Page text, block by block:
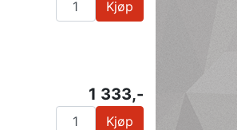
Kjøp
1 333,-
Kjøp